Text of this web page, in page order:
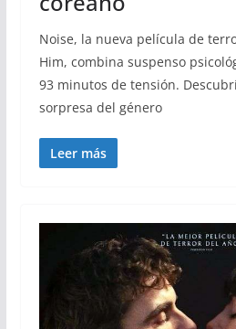
Noise, la nueva película de
Him, combina suspenso
93 minutos de tensión.
sorpresa del género
Leer más